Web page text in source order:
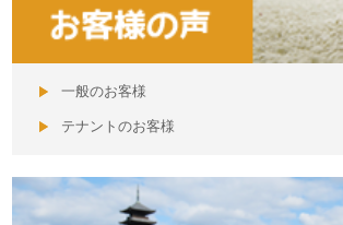
一般のお客様
テナントのお客様